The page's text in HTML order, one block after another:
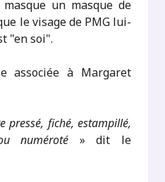
un masque de
le visage de PMG lui-
"en soi".
associée à Margaret
pressé, fiché, estampillé,
numéroté » dit le